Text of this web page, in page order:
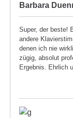
Barbara
Super, der beste!
andere
denen ich nie
zügig, absolut
Ergebnis. Ehrlich